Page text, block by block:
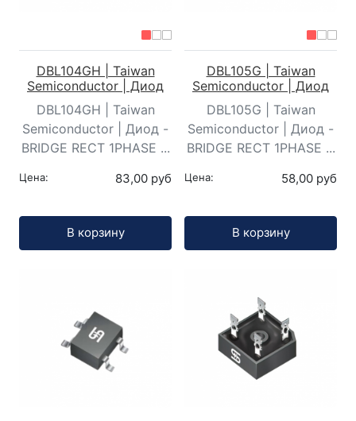
DBL104GH | Taiwan
Semiconductor | Диод
DBL104GH | Taiwan
Semiconductor | Диод -
BRIDGE RECT 1PHASE ...
Цена: 83,00 руб
В корзину
DBL105G | Taiwan
Semiconductor | Диод
DBL105G | Taiwan
Semiconductor | Диод -
BRIDGE RECT 1PHASE ...
Цена: 58,00 руб
В корзину